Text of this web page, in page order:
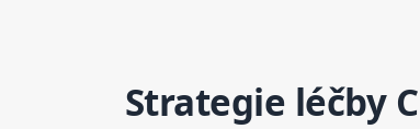
Strategie léčby